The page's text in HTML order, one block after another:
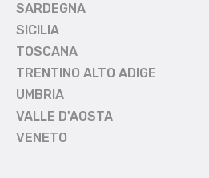
SARDEGNA
SICILIA
TOSCANA
TRENTINO ALTO ADIGE
UMBRIA
VALLE D'AOSTA
VENETO